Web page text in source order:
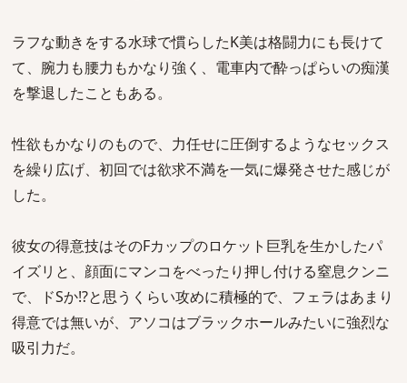
ラフな動きをする水球で慣らしたK美は格闘力にも長けて
て、腕力も腰力もかなり強く、電車内で酔っぱらいの痴漢
を撃退したこともある。
性欲もかなりのもので、力任せに圧倒するようなセックス
を繰り広げ、初回では欲求不満を一気に爆発させた感じが
した。
彼女の得意技はそのFカップのロケット巨乳を生かしたパ
イズリと、顔面にマンコをべったり押し付ける窒息クンニ
で、ドSか!?と思うくらい攻めに積極的で、フェラはあまり
得意では無いが、アソコはブラックホールみたいに強烈な
吸引力だ。